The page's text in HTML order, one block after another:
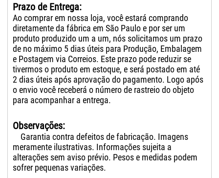
Prazo de Entrega:
Ao comprar em nossa loja, você estará comprando
diretamente da fábrica em São Paulo e por ser um
produto produzido um a um, nós solicitamos um prazo
de no máximo 5 dias úteis para Produção, Embalagem
e Postagem via Correios. Este prazo pode reduzir se
tivermos o produto em estoque, e será postado em até
2 dias úteis após aprovação do pagamento. Logo após
o envio você receberá o número de rastreio do objeto
para acompanhar a entrega.
Observações:
Garantia contra defeitos de fabricação. Imagens
meramente ilustrativas. Informações sujeita a
alterações sem aviso prévio. Pesos e medidas podem
sofrer pequenas variações.